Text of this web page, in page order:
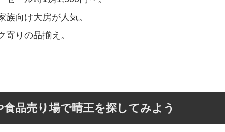
向け大房が人気。
りの品揃え。
品売り場で晴王を探してみよう